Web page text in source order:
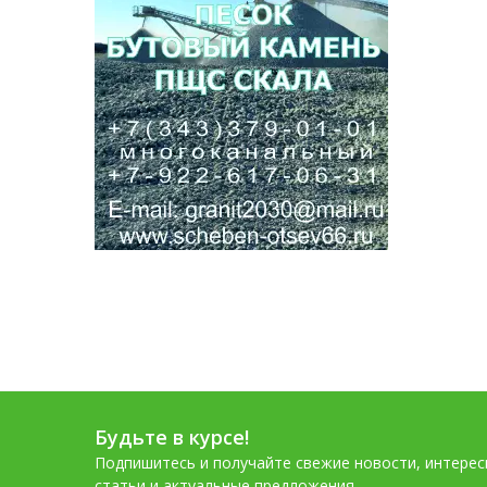
Будьте в курсе!
Подпишитесь и получайте свежие новости,